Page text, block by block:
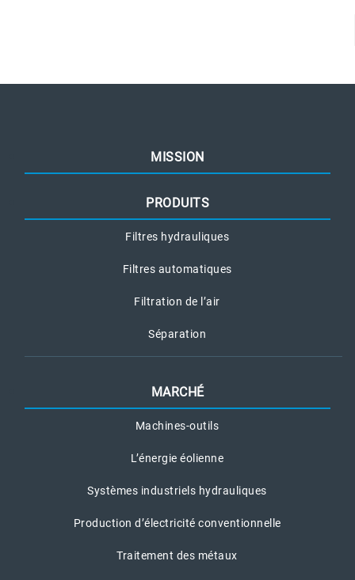
MISSION
PRODUITS
Filtres hydrauliques
Filtres automatiques
Filtration de l’air
Séparation
MARCHÉ
Machines-outils
L’énergie éolienne
Systèmes industriels hydrauliques
Production d’électricité conventionnelle
Traitement des métaux